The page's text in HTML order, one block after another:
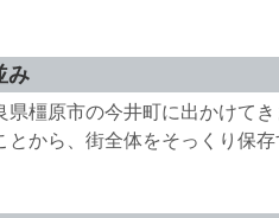
み
県橿原市の今井町に出かけて
とから、街全体をそっくり保存